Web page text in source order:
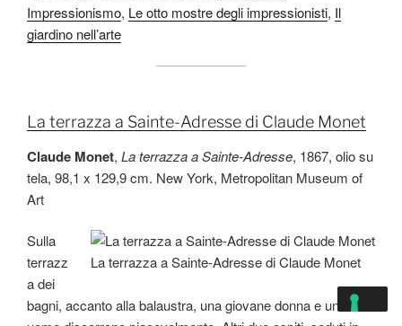
Impressionismo, Le otto mostre degli impressionisti, Il
giardino nell’arte
La terrazza a Sainte-Adresse di Claude Monet
Claude Monet, La terrazza a Sainte-Adresse, 1867, olio su
tela, 98,1 x 129,9 cm. New York, Metropolitan Museum of
Art
La terrazza a Sainte-Adresse di Claude Monet
Sulla
terrazz
a dei
bagni, accanto alla balaustra, una giovane donna e un